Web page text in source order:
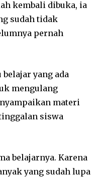
kembali dibuka, ia
sudah tidak
pernah
yang ada
mengulang
materi
siswa
belajarnya. Karena
yang sudah lupa